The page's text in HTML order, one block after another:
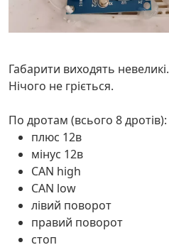
Габарити виходять невеликі.
Нічого не гріється.
По дротам (всього 8 дротів):
плюс 12в
мінус 12в
CAN high
CAN low
лівий поворот
правий поворот
стоп